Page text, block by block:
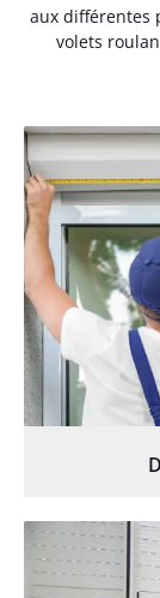
aux différentes
volets